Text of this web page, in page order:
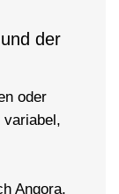
der
oder
variabel,
Angora,